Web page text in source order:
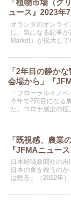
「植物市場（グ
ュース』2023年
オランダのオンライ
に、気になる記事
Market）が拡大して
「2年目の静か
会場から」『
「フローラルイノ
今年で2回目になる
た。コロナ感染の拡
「既視感、農業
『JFMAニュー
日本経済新聞社の
日本の食を救うの
は甦る』（2012年